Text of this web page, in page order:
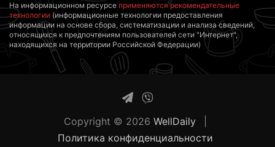
На информационном ресурсе применяются рекомендательные
технологии (информационные технологии предоставления
информации на основе сбора, систематизации и анализа сведений,
относящихся к предпочтениям пользователей сети "Интернет",
находящихся на территории Российской Федерации)
Copyright © 2026 WellDaily
Политика конфиденциальности